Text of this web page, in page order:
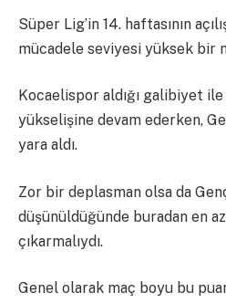
Süper Lig’in 14. haftasının
mücadele seviyesi yüksek bir
Kocaelispor aldığı galibiyet
yükselişine devam ederken,
yara aldı.
Zor bir deplasman olsa da
düşünüldüğünde buradan en
çıkarmalıydı.
Genel olarak maç boyu bu